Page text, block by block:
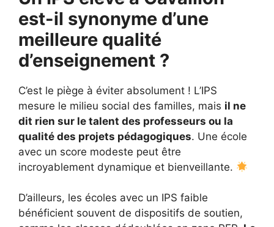
est-il synonyme d’une
meilleure qualité
d’enseignement ?
C’est le piège à éviter absolument ! L’IPS
mesure le milieu social des familles, mais il ne
dit rien sur le talent des professeurs ou la
qualité des projets pédagogiques. Une école
avec un score modeste peut être
incroyablement dynamique et bienveillante.
D’ailleurs, les écoles avec un IPS faible
bénéficient souvent de dispositifs de soutien,